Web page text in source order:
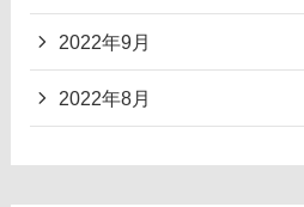
2022年9月
2022年8月